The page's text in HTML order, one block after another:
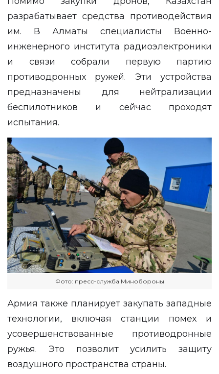
разрабатывает средства противодействия
им. В Алматы специалисты Военно-
инженерного института радиоэлектроники
и связи собрали первую партию
противодронных ружей. Эти устройства
предназначены для нейтрализации
беспилотников и сейчас проходят
испытания.
Фото: пресс-служба Минобороны
Армия также планирует закупать западные
технологии, включая станции помех и
усовершенствованные противодронные
ружья. Это позволит усилить защиту
воздушного пространства страны.